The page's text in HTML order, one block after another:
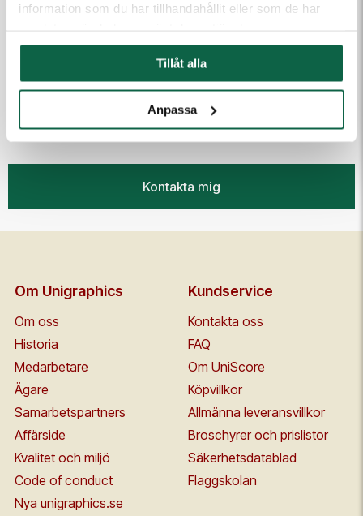
information som du har tillhandahållit eller som de har
Tillåt alla
Anpassa
(Fyll i email först) Dra och släpp eller klicka för att ladda
upp filer
Kontakta mig
Om Unigraphics
Om oss
Historia
Medarbetare
Ägare
Samarbetspartners
Affärside
Kvalitet och miljö
Code of conduct
Nya unigraphics.se
Kundservice
Kontakta oss
FAQ
Om UniScore
Köpvillkor
Allmänna leveransvillkor
Broschyrer och prislistor
Säkerhetsdatablad
Flaggskolan